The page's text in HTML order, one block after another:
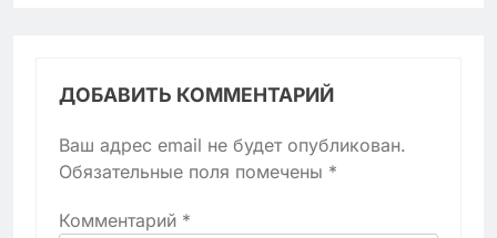
ДОБАВИТЬ КОММЕНТАРИЙ
Ваш адрес email не будет опубликован.
Обязательные поля помечены *
Комментарий *